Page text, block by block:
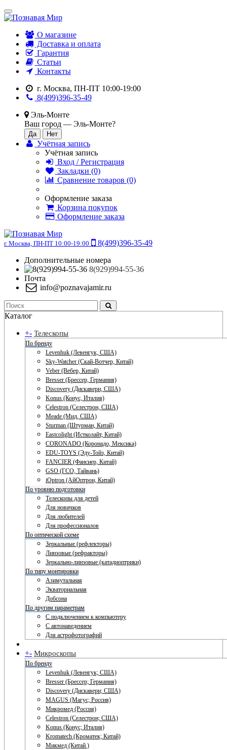
О магазине
Доставка и оплата
Гарантия
Статьи
Контакты
г. Москва, ПН-ПТ 10:00-19:00
8(499)396-35-49
Эль-Монте
Ваш город — Эль-Монте?
Учётная запись
Учётная запись
Вход / Регистрация
Закладки (0)
Сравнение товаров (0)
Оформление заказа
Корзина покупок
Оформление заказа
г. Москва, ПН-ПТ 10:00-19:00
8(499)396-35-49
Дополнительные номера
8(929)994-55-36
Почта
info@poznavajamir.ru
Каталог
+- Телескопы
По бренду
Levenhuk (Левенгук, США)
Sky-Watcher (Скай-Вотчер, Китай)
Veber (Вебер, Китай)
Bresser (Брессер, Германия)
Discovery (Дискавери, США)
Konus (Конус, Италия)
Celestron (Селестрон, США)
Meade (Мид, США)
Sturman (Штурман, Китай)
Eastcolight (Истколайт, Китай)
CORONADO (Коронадо, Мексика)
EDU-TOYS (Эду-Тойз, Китай)
FANCIER (Фансиер, Китай)
GSO (ГСО, Тайвань)
iOptron (АйОптрон, Китай)
По уровню подготовки
Телескопы для детей
Для новичков
Для любителей
Для профессионалов
По оптической схеме
Зеркальные (рефлекторы)
Линзовые (рефракторы)
Зеркально-линзовые (катадиоптрики)
По типу монтировки
Азимутальная
Экваториальная
Добсона
По другим параметрам
С подключением к компьютеру
С автонаведением
Для астрофотографий
+- Микроскопы
По бренду
Levenhuk (Левенгук; США)
Bresser (Брессер; Германия)
Discovery (Дискавери; США)
MAGUS (Магус; Россия)
Микромед (Россия)
Celestron (Селестрон; США)
Konus (Конус; Италия)
Kromatech (Кроматек; Китай)
Микмед (Китай.)